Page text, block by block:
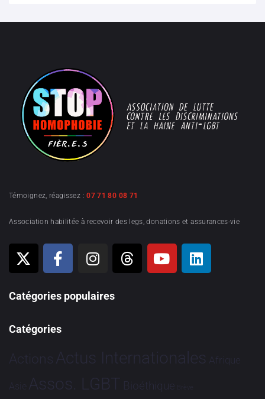
Témoignez, réagissez :07 71 80 08 71
Association habilitée à recevoir des legs, donations et assurances-vie
Catégories populaires
Catégories
Actions Actus Internationales Afrique
Asie Assos. LGBT Bioéthique Brève